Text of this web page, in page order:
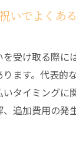
いでよくあ
受け取る際に
ます。代表的
タイミングに
、追加費用の発